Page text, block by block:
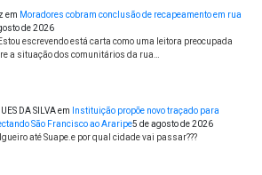
em Moradores cobram conclusão de recapeamento em rua
de 2026
escrevendo está carta como uma leitora preocupada
a situação dos comunitários da rua…
DA SILVAem
Instituição propõe novo traçado para
São Francisco ao Araripe5 de agosto de 2026
até Suape.e por qual cidade vai passar???